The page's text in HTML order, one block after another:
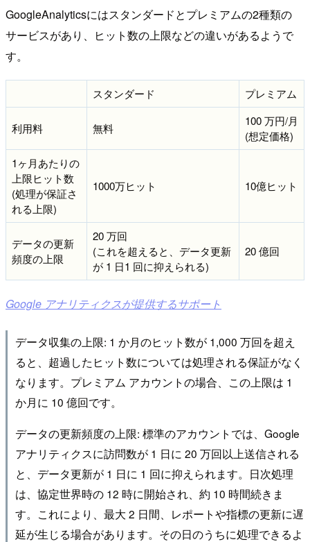
GoogleAnalyticsにはスタンダードとプレミアムの2種類の
サービスがあり、ヒット数の上限などの違いがあるようで
す。
スタンダード プレミアム
利用料 無料
100 万円/月
(想定価格)
1ヶ月あたりの
上限ヒット数
(処理が保証さ
れる上限)
1000万ヒット 10億ヒット
データの更新
頻度の上限
20 万回
(これを超えると、データ更新
が 1 日1 回に抑えられる)
20 億回
Google アナリティクスが提供するサポート
データ収集の上限: 1 か月のヒット数が 1,000 万回を超え
ると、超過したヒット数については処理される保証がなく
なります。プレミアム アカウントの場合、この上限は 1
か月に 10 億回です。
データの更新頻度の上限: 標準のアカウントでは、Google
アナリティクスに訪問数が 1 日に 20 万回以上送信される
と、データ更新が 1 日に 1 回に抑えられます。日次処理
は、協定世界時の 12 時に開始され、約 10 時間続きま
す。これにより、最大 2 日間、レポートや指標の更新に遅
延が生じる場合があります。その日のうちに処理できるよ